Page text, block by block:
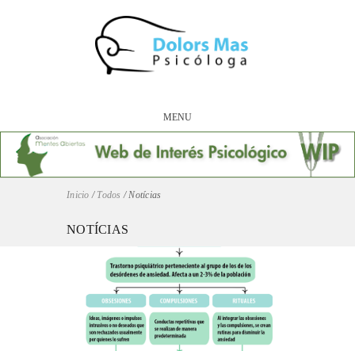
MENU
Inicio / Todos /Notícias
NOTÍCIAS